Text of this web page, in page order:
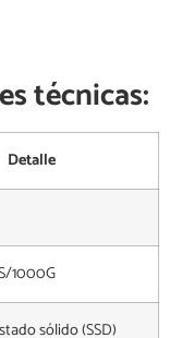
técnicas:
Detalle
1000G
sólido (SSD)